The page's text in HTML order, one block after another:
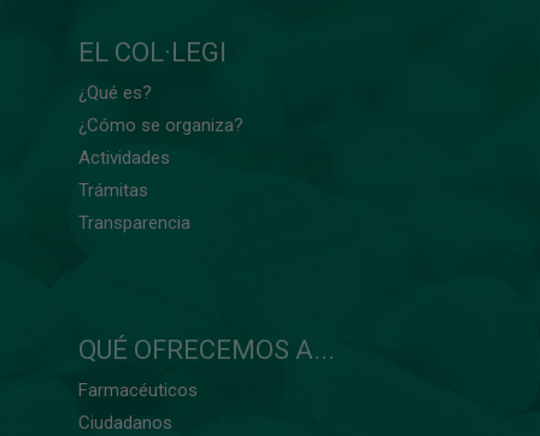
EL COL·LEGI
¿Qué es?
¿Cómo se organiza?
Actividades
Trámitas
Transparencia
QUÉ OFRECEMOS A...
Farmacéuticos
Ciudadanos